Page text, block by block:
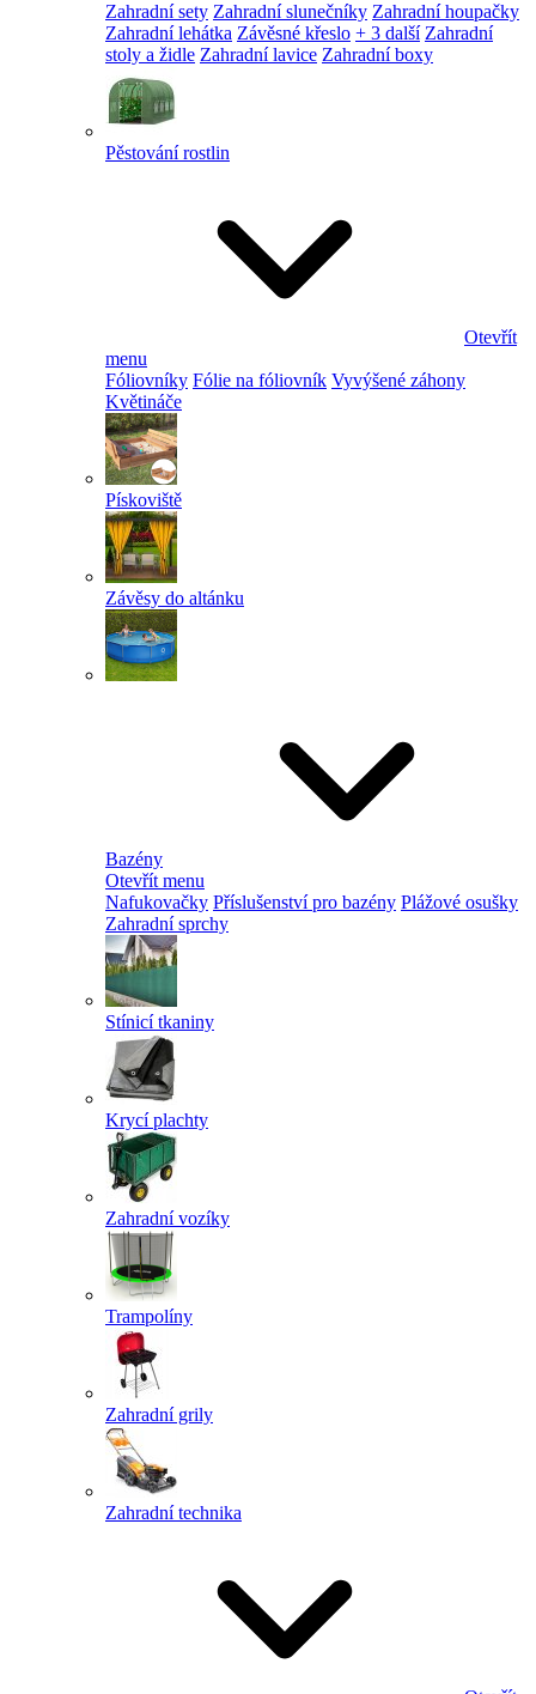
Zahradní sety Zahradní slunečníky Zahradní houpačky
Zahradní lehátka Závěsné křeslo + 3 další Zahradní
stoly a židle Zahradní lavice Zahradní boxy
Pěstování rostlin
Otevřít
menu
Fóliovníky Fólie na fóliovník Vyvýšené záhony
Květináče
Pískoviště
Závěsy do altánku
Bazény
Otevřít menu
Nafukovačky Příslušenství pro bazény Plážové osušky
Zahradní sprchy
Stínicí tkaniny
Krycí plachty
Zahradní vozíky
Trampolíny
Zahradní grily
Zahradní technika